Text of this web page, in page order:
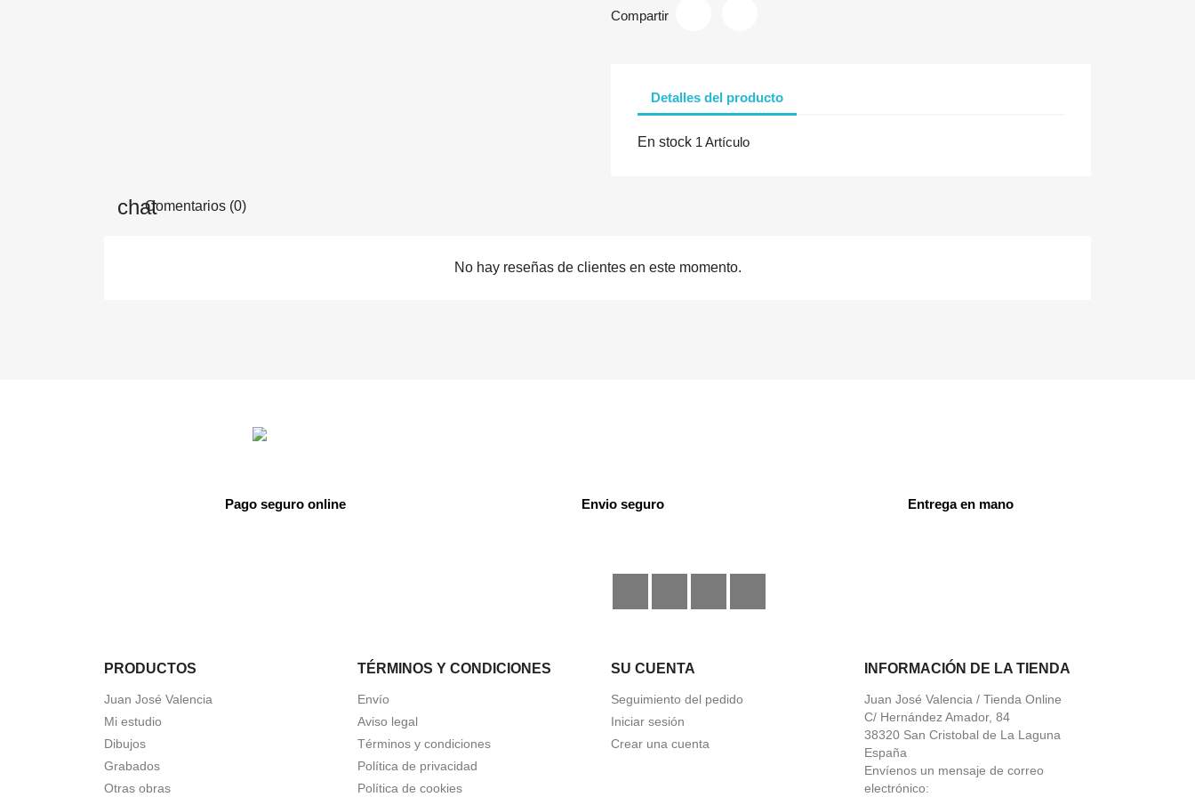
Compartir
Detalles del producto
En stock 1 Artículo
Comentarios (0)
No hay reseñas de clientes en este momento.
Pago seguro online Envio seguro Entrega en mano
PRODUCTOS
Juan José Valencia
Mi estudio
Dibujos
Grabados
Otras obras
TÉRMINOS Y CONDICIONES
Envío
Aviso legal
Términos y condiciones
Política de privacidad
Política de cookies
SU CUENTA
Seguimiento del pedido
Iniciar sesión
Crear una cuenta
INFORMACIÓN DE LA TIENDA
Juan José Valencia / Tienda Online
C/ Hernández Amador, 84
38320 San Cristobal de La Laguna
España
Envíenos un mensaje de correo
electrónico: